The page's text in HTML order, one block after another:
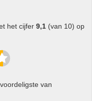
het cijfer 9,1 (van 10) op
van